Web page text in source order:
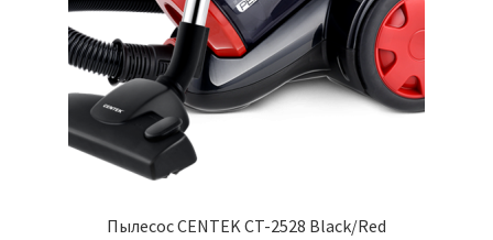
Пылесос CENTEK CT-2528 Black/Red